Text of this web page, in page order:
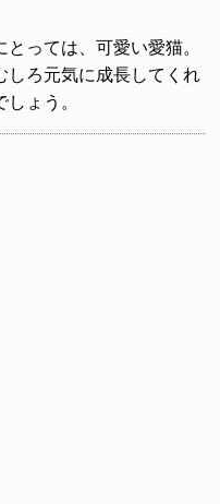
っては、可愛い愛猫。
しろ元気に成長してくれ
ょう。